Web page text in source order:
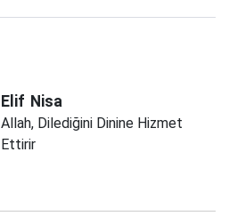
Elif Nisa
Allah, Dilediğini Dinine Hizmet
Ettirir